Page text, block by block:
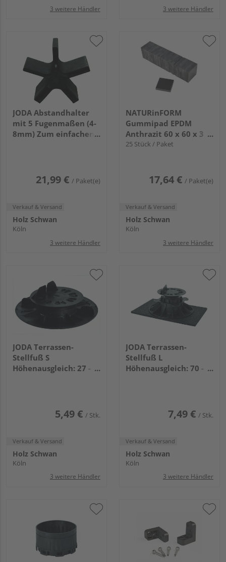
3 weitere Händler 3 weitere Händler
JODA Abstandhalter
mit 5 Fugenmaßen (4-
8mm) Zum einfachen
21,99 € / Paket(e)
Verkauf & Versand
Holz Schwan
Köln
3 weitere Händler
NATURinFORM
Gummipad EPDM
Anthrazit 60 x 60 x 3
mm
25 Stück / Paket
17,64 € / Paket(e)
Verkauf & Versand
Holz Schwan
Köln
3 weitere Händler
JODA Terrassen-
Stellfuß S
Höhenausgleich: 27 -
5,49 € / Stk.
Verkauf & Versand
Holz Schwan
Köln
3 weitere Händler
JODA Terrassen-
Stellfuß L
Höhenausgleich: 70 -
7,49 € / Stk.
Verkauf & Versand
Holz Schwan
Köln
3 weitere Händler